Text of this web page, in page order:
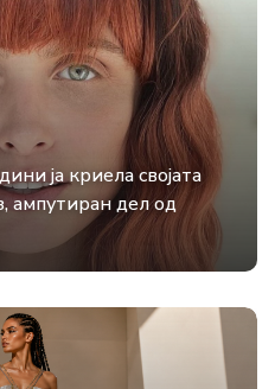
ја криела својата
ампутиран дел од